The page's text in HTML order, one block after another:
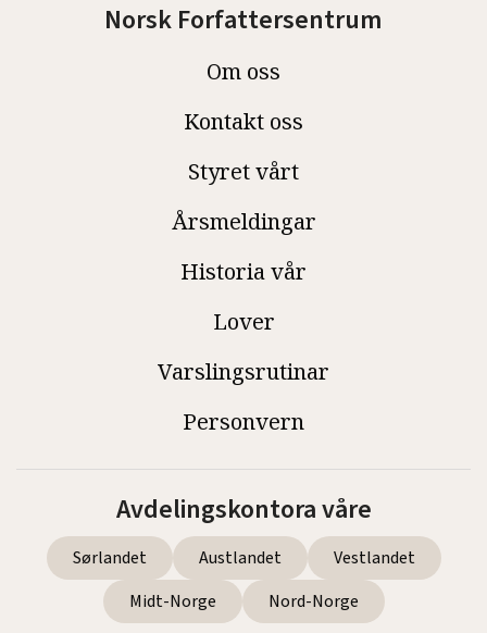
Norsk Forfattersentrum
Om oss
Kontakt oss
Styret vårt
Årsmeldingar
Historia vår
Lover
Varslingsrutinar
Personvern
Avdelingskontora våre
Sørlandet Austlandet
Vestlandet
Midt-Norge
Nord-Norge